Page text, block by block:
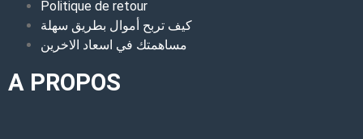
Politique de retour
كيف تربح أموال بطريق سهلة
مساهمتك في اسعاد الاخرين
A PROPOS